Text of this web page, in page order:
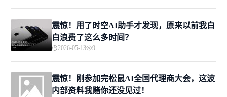
震惊！用了时空AI助手才发现，原来以前我白
白浪费了这么多时间？
2026-05-13 9
震惊！刚参加完松鼠AI全国代理商大会，这波
内部资料我赌你还没见过！